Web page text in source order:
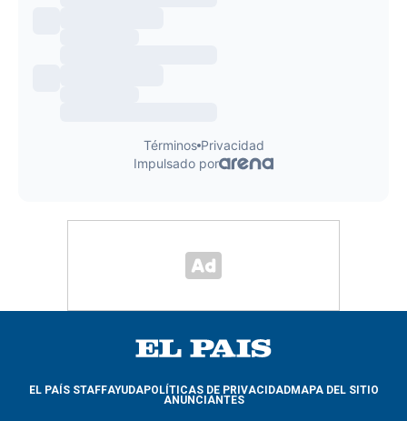
EL PAÍS STAFFAYUDAPOLÍTICAS DE PRIVACIDADMAPA DEL SITIO
ANUNCIANTES